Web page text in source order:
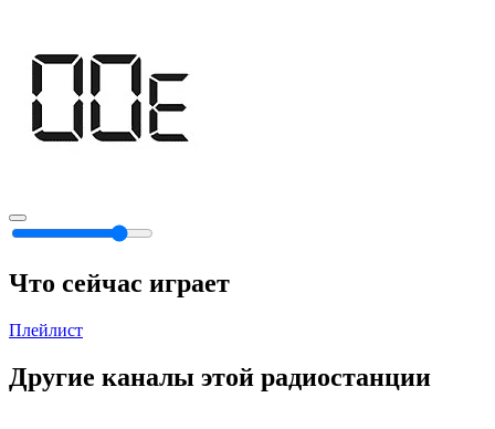
Что сейчас играет
Плейлист
Другие каналы этой радиостанции